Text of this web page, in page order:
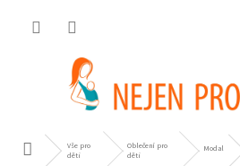
Domů
Vše pro
děti
Oblečení pro
děti
Modal